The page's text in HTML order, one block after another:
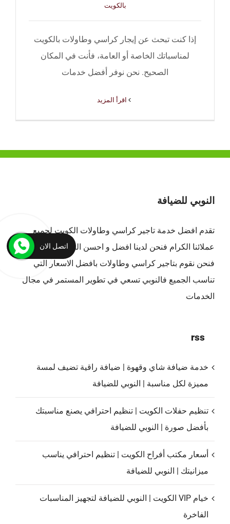
بالكويت
إذا كنت تبحث عن إيجار كراسي وطاولات بالكويت
لمناسباتك الخاصة أو العامة، فأنت في المكان
الصحيح. نحن نوفر أفضل خدمات
النوبي للضيافة
تقدم افضل خدمة تاجير كراسي وطاولات الكويت لجميع
عملائنا الكرام فنحن لدينا افضل و احسن الخدمات بالكويت ،
فنحن نقوم بتاجير كراسي وطاولات بافضل الاسعار التي
تناسب الجميع فالنوبي تسعي في تطوير المستمر في مجال
الخدمات
rss
خدمة ضيافة شاي وقهوة | ضيافة راقية تضيف لمسة
مميزة لكل مناسبة | النوبي للضيافة
تنظيم حفلات الكويت | تنظيم احترافي يصنع مناسبتك
بأفضل صورة | النوبي للضيافة
أسعار مكتب أفراح الكويت | تنظيم احترافي يناسب
ميزانيتك | النوبي للضيافة
خيام VIP الكويت | النوبي للضيافة لتجهيز المناسبات
الفاخرة
اتصل الان